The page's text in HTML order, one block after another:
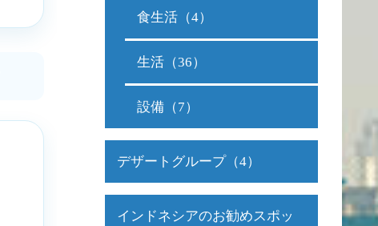
食生活（4）
生活（36）
設備（7）
デザートグループ（4）
インドネシアのお勧めスポッ